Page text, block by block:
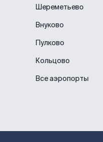
Шереметьево
Внуково
Пулково
Кольцово
Все аэропорты